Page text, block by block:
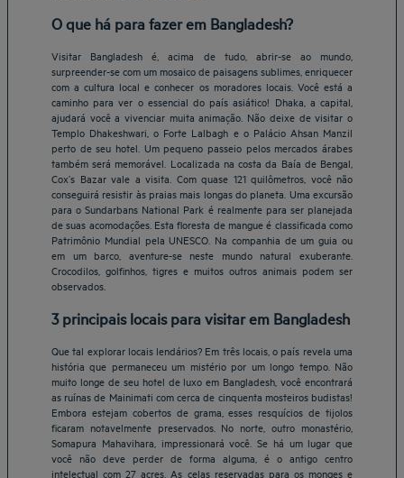
O que há para fazer em Bangladesh?
Visitar Bangladesh é, acima de tudo, abrir-se ao mundo,
surpreender-se com um mosaico de paisagens sublimes, enriquecer
com a cultura local e conhecer os moradores locais. Você está a
caminho para ver o essencial do país asiático! Dhaka, a capital,
ajudará você a vivenciar muita animação. Não deixe de visitar o
Templo Dhakeshwari, o Forte Lalbagh e o Palácio Ahsan Manzil
perto de seu hotel. Um pequeno passeio pelos mercados árabes
também será memorável. Localizada na costa da Baía de Bengal,
Cox’s Bazar vale a visita. Com quase 121 quilômetros, você não
conseguirá resistir às praias mais longas do planeta. Uma excursão
para o Sundarbans National Park é realmente para ser planejada
de suas acomodações. Esta floresta de mangue é classificada como
Patrimônio Mundial pela UNESCO. Na companhia de um guia ou
em um barco, aventure-se neste mundo natural exuberante.
Crocodilos, golfinhos, tigres e muitos outros animais podem ser
observados.
3 principais locais para visitar em Bangladesh
Que tal explorar locais lendários? Em três locais, o país revela uma
história que permaneceu um mistério por um longo tempo. Não
muito longe de seu hotel de luxo em Bangladesh, você encontrará
as ruínas de Mainimati com cerca de cinquenta mosteiros budistas!
Embora estejam cobertos de grama, esses resquícios de tijolos
ficaram notavelmente preservados. No norte, outro monastério,
Somapura Mahavihara, impressionará você. Se há um lugar que
você não deve perder de forma alguma, é o antigo centro
intelectual com 27 acres. As celas reservadas para os monges e